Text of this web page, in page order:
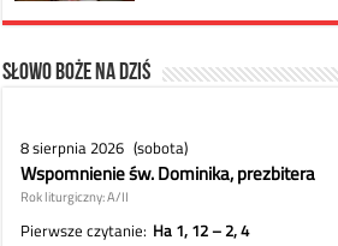
Słowo Boże na dziś